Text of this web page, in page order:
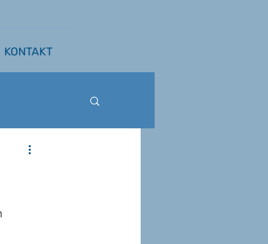
KONTAKT